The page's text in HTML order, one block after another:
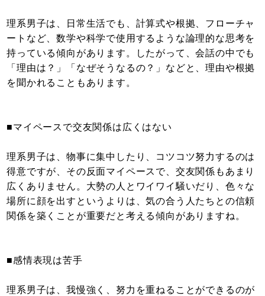
理系男子は、日常生活でも、計算式や根拠、フローチャ
ートなど、数学や科学で使用するような論理的な思考を
持っている傾向があります。したがって、会話の中でも
「理由は？」「なぜそうなるの？」などと、理由や根拠
を聞かれることもあります。
■マイペースで交友関係は広くはない
理系男子は、物事に集中したり、コツコツ努力するのは
得意ですが、その反面マイペースで、交友関係もあまり
広くありません。大勢の人とワイワイ騒いだり、色々な
場所に顔を出すというよりは、気の合う人たちとの信頼
関係を築くことが重要だと考える傾向がありますね。
■感情表現は苦手
理系男子は、我慢強く、努力を重ねることができるのが